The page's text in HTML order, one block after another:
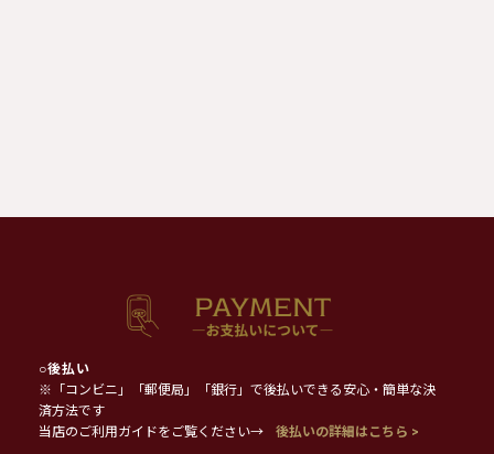
○後払い
※「コンビニ」「郵便局」「銀行」で後払いできる安心・簡単な決
済方法です
当店のご利用ガイドをご覧ください→
後払いの詳細はこちら >